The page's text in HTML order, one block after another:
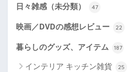
日々雑感（未分類） 47
映画／DVDの感想レビュー 22
暮らしのグッズ、アイテム 187
インテリア キッチン雑貨 25